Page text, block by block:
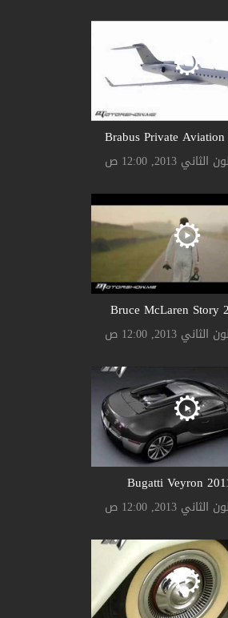
Brabus Private
Bruce McLaren Story
Bugatti Veyron